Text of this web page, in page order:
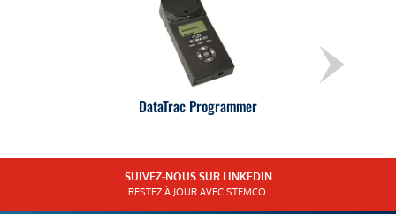
DataTrac Programmer
SUIVEZ-NOUS SUR LINKEDIN
RESTEZ À JOUR AVEC STEMCO.